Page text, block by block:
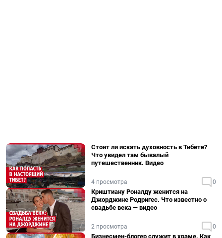
Стоит ли искать духовность в Тибете?
Что увидел там бывалый
путешественник. Видео
4 просмотра 0
Криштиану Роналду женится на
Джорджине Родригес. Что известно о
свадьбе века — видео
2 просмотра 0
Бизнесмен-блогер служит в храме. Как